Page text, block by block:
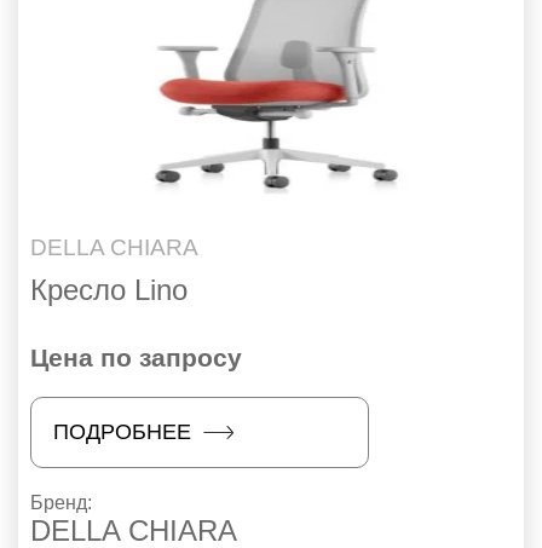
DELLA CHIARA
Кресло Lino
Цена по запросу
ПОДРОБНЕЕ
Бренд:
DELLA CHIARA